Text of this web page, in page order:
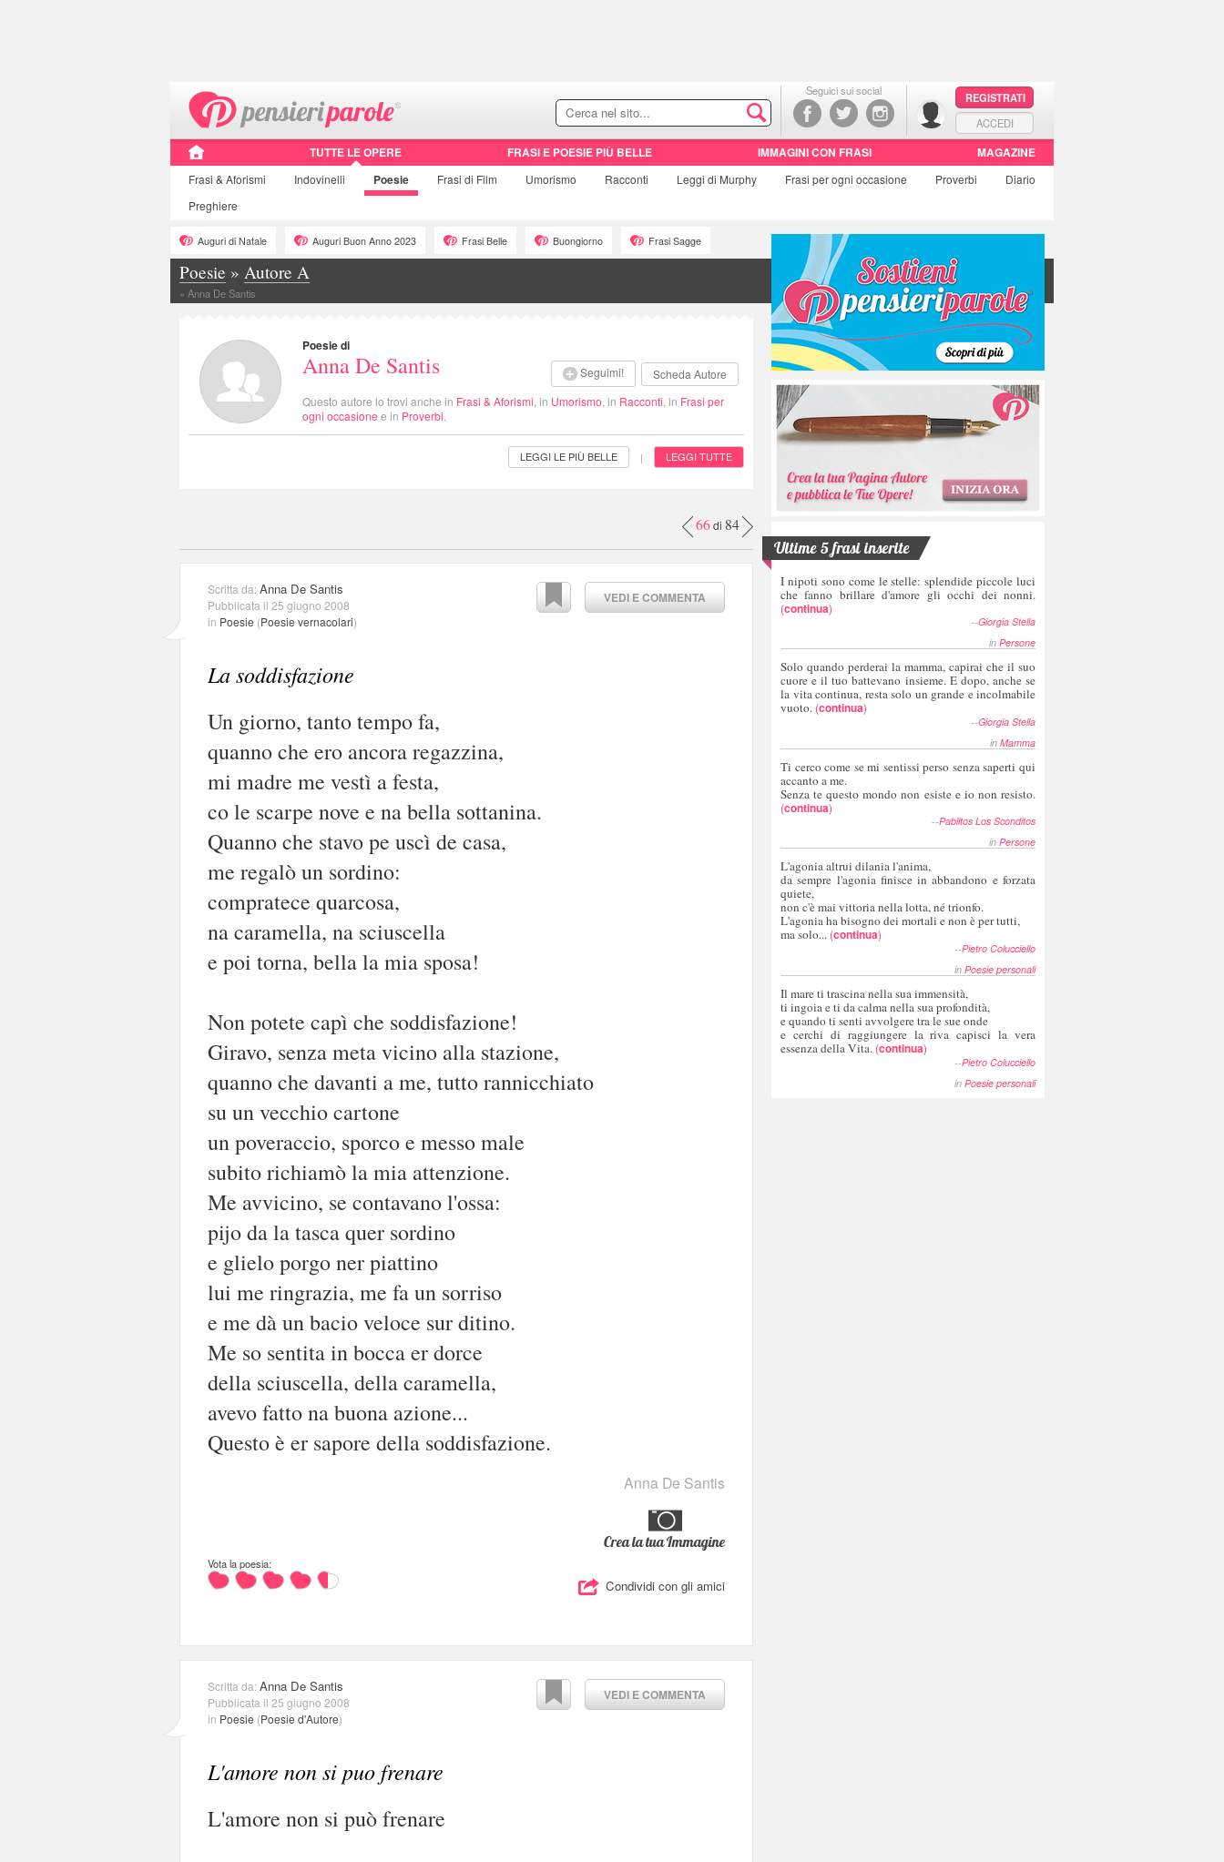
Seguici sui social
REGISTRATI
ACCEDI
TUTTE LE OPERE FRASI E POESIE PIÙ BELLE IMMAGINI CON FRASI MAGAZINE
Frasi & Aforismi Indovinelli Poesie Frasi di Film Umorismo Racconti Leggi di Murphy Frasi per ogni occasione Proverbi
Diario
Preghiere
Auguri di Natale Auguri Buon Anno 2023 Frasi Belle Buongiorno Frasi Sagge
Poesie » Autore A
» Anna De Santis
Seguimi! Scheda Autore
Poesie di
Anna De Santis
Questo autore lo trovi anche in Frasi & Aforismi , in Umorismo , in Racconti , in Frasi per
ogni occasione e in Proverbi
LEGGI LE PIÙ BELLE | LEGGI TUTTE
66di 84
VEDI E COMMENTA
Scritta da:Anna De Santis
Pubblicata il 25 giugno 2008
in Poesie (Poesie vernacolari)
La soddisfazione
Un giorno, tanto tempo fa,
quanno che ero ancora regazzina,
mi madre me vestì a festa,
co le scarpe nove e na bella sottanina.
Quanno che stavo pe uscì de casa,
me regalò un sordino:
compratece quarcosa,
na caramella, na sciuscella
e poi torna, bella la mia sposa!
Non potete capì che soddisfazione!
Giravo, senza meta vicino alla stazione,
quanno che davanti a me, tutto rannicchiato
su un vecchio cartone
un poveraccio, sporco e messo male
subito richiamò la mia attenzione.
Me avvicino, se contavano l'ossa:
pijo da la tasca quer sordino
e glielo porgo ner piattino
lui me ringrazia, me fa un sorriso
e me dà un bacio veloce sur ditino.
Me so sentita in bocca er dorce
della sciuscella, della caramella,
avevo fatto na buona azione...
Questo è er sapore della soddisfazione.
Anna De Santis
Crea la tua Immagine
Vota la poesia:
Condividi con gli amici
VEDI E COMMENTA
Scritta da:Anna De Santis
Pubblicata il 25 giugno 2008
in Poesie (Poesie d'Autore)
L'amore non si puo frenare
L'amore non si può frenare
Ultime 5 frasi inserite
I nipoti sono come le stelle: splendide piccole luci
che fanno brillare d'amore gli occhi dei nonni.
(continua)
--Giorgia Stella
in Persone
Solo quando perderai la mamma, capirai che il suo
cuore e il tuo battevano insieme. E dopo, anche se
la vita continua, resta solo un grande e incolmabile
vuoto. (continua)
--Giorgia Stella
in Mamma
Ti cerco come se mi sentissi perso senza saperti qui
accanto a me.
Senza te questo mondo non esiste e io non resisto.
(continua)
--Pablitos Los Sconditos
in Persone
L'agonia altrui dilania l'anima,
da sempre l'agonia finisce in abbandono e forzata
quiete,
non c'è mai vittoria nella lotta, né trionfo.
L'agonia ha bisogno dei mortali e non è per tutti,
ma solo... (continua)
--Pietro Colucciello
in Poesie personali
Il mare ti trascina nella sua immensità,
ti ingoia e ti da calma nella sua profondità,
e quando ti senti avvolgere tra le sue onde
e cerchi di raggiungere la riva capisci la vera
essenza della Vita. (continua)
--Pietro Colucciello
in Poesie personali